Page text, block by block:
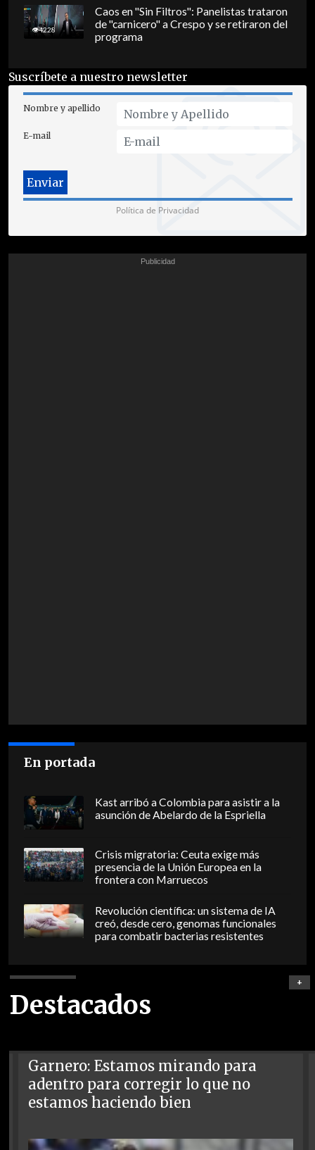
4228
Caos en "Sin Filtros": Panelistas trataron
de "carnicero" a Crespo y se retiraron del
programa
Suscríbete a nuestro newsletter
Nombre y apellido
E-mail
Política de Privacidad
En portada
Kast arribó a Colombia para asistir a la
asunción de Abelardo de la Espriella
Crisis migratoria: Ceuta exige más
presencia de la Unión Europea en la
frontera con Marruecos
Revolución científica: un sistema de IA
creó, desde cero, genomas funcionales
para combatir bacterias resistentes
Destacados
+
Garnero: Estamos mirando para
adentro para corregir lo que no
estamos haciendo bien